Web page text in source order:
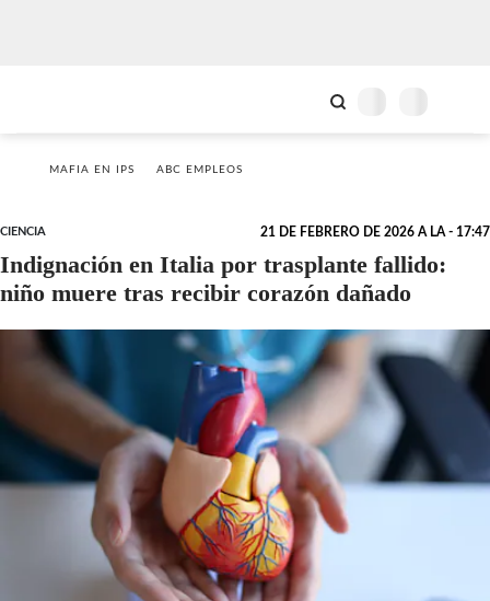
MAFIA EN IPS ABC EMPLEOS
CIENCIA 21 DE FEBRERO DE 2026 A LA - 17:47
Indignación en Italia por trasplante fallido:
niño muere tras recibir corazón dañado